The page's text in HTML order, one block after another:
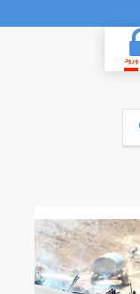
ورود